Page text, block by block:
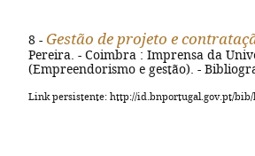
8 - Gestão de projeto e
Pereira. - Coimbra : Imprensa da
(Empreendorismo e gestão). -
Link persistente: http://id.bnportugal.gov.pt/bib/